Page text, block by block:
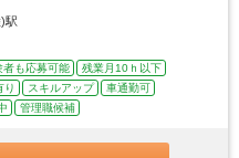
駅
者も応募可能
残業月10ｈ以下
り スキルアップ
車通勤可
管理職候補